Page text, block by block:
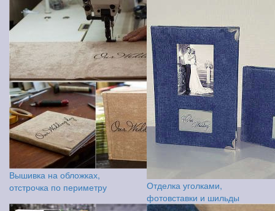
Вышивка на обложках,
отстрочка по периметру
Отделка уголками,
фотовставки и шильды